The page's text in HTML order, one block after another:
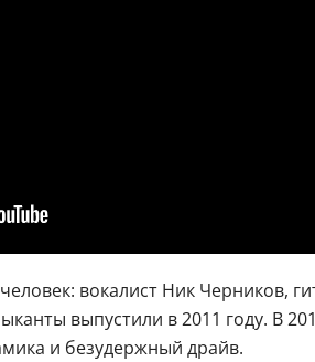
вокалист Ник Черников,
выпустили в 2011 году. В
и безудержный драйв.